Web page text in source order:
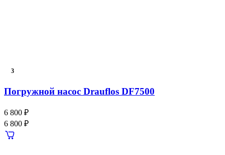
3
Погружной насос Drauflos DF7500
6 800 ₽
6 800 ₽